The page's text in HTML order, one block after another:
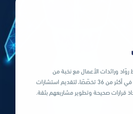
ورائدات الأعمال مع نخبة من
المستشارين المعتمدين في أكثر من 36 تخصّصًا، لتقديم استشارات
قرارات صحيحة وتطوير مشاريعهم بثقة.
روّاد ورائدات الأعمال مع نخبة من
المستشارين المعتمدين في أكثر من 36 تخصّصًا، لتقديم استشارات
قرارات صحيحة وتطوير مشاريعهم بثقة.